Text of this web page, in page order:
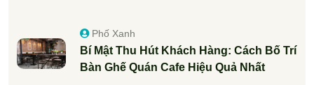
Phố Xanh
Bí Mật Thu Hút Khách Hàng: Cách Bố Trí
Bàn Ghế Quán Cafe Hiệu Quả Nhất